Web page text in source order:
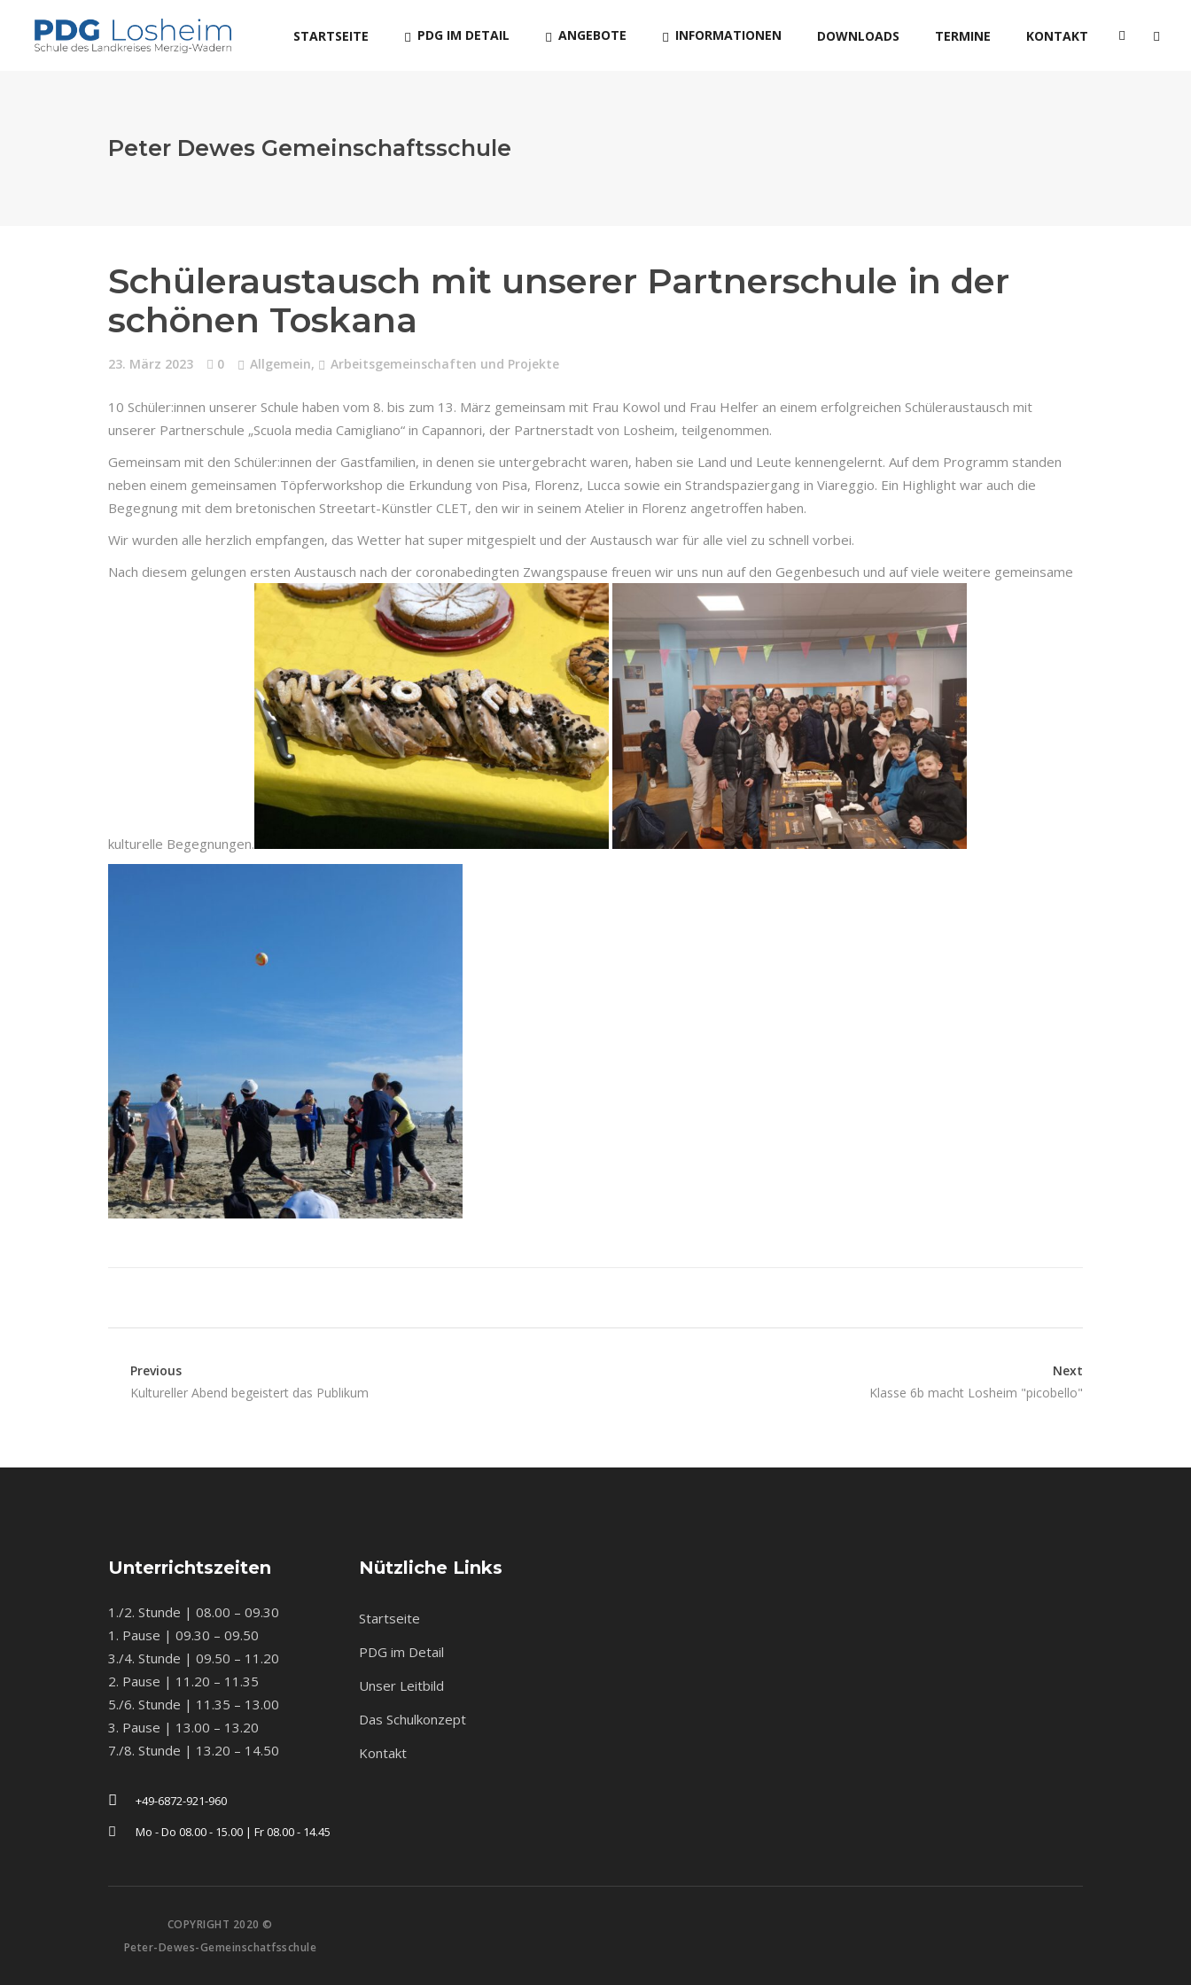
STARTSEITE PDG IM DETAIL ANGEBOTE INFORMATIONEN DOWNLOADS TERMINE KONTAKT
Peter Dewes Gemeinschaftsschule
Schüleraustausch mit unserer Partnerschule in der
schönen Toskana
23. März 2023 0 Allgemein, Arbeitsgemeinschaften und Projekte
10 Schüler:innen unserer Schule haben vom 8. bis zum 13. März gemeinsam mit Frau Kowol und Frau Helfer an einem erfolgreichen Schüleraustausch mit
unserer Partnerschule „Scuola media Camigliano“ in Capannori, der Partnerstadt von Losheim, teilgenommen.
Gemeinsam mit den Schüler:innen der Gastfamilien, in denen sie untergebracht waren, haben sie Land und Leute kennengelernt. Auf dem Programm standen
neben einem gemeinsamen Töpferworkshop die Erkundung von Pisa, Florenz, Lucca sowie ein Strandspaziergang in Viareggio. Ein Highlight war auch die
Begegnung mit dem bretonischen Streetart-Künstler CLET, den wir in seinem Atelier in Florenz angetroffen haben.
Wir wurden alle herzlich empfangen, das Wetter hat super mitgespielt und der Austausch war für alle viel zu schnell vorbei.
Nach diesem gelungen ersten Austausch nach der coronabedingten Zwangspause freuen wir uns nun auf den Gegenbesuch und auf viele weitere gemeinsame
kulturelle Begegnungen.
Previous
Kultureller Abend begeistert das Publikum
Next
Klasse 6b macht Losheim "picobello"
Unterrichtszeiten
1./2. Stunde | 08.00 – 09.30
1. Pause | 09.30 – 09.50
3./4. Stunde | 09.50 – 11.20
2. Pause | 11.20 – 11.35
5./6. Stunde | 11.35 – 13.00
3. Pause | 13.00 – 13.20
7./8. Stunde | 13.20 – 14.50
+49-6872-921-960
Mo - Do 08.00 - 15.00 | Fr 08.00 - 14.45
Nützliche Links
Startseite
PDG im Detail
Unser Leitbild
Das Schulkonzept
Kontakt
COPYRIGHT 2020 ©
Peter-Dewes-Gemeinschatfsschule